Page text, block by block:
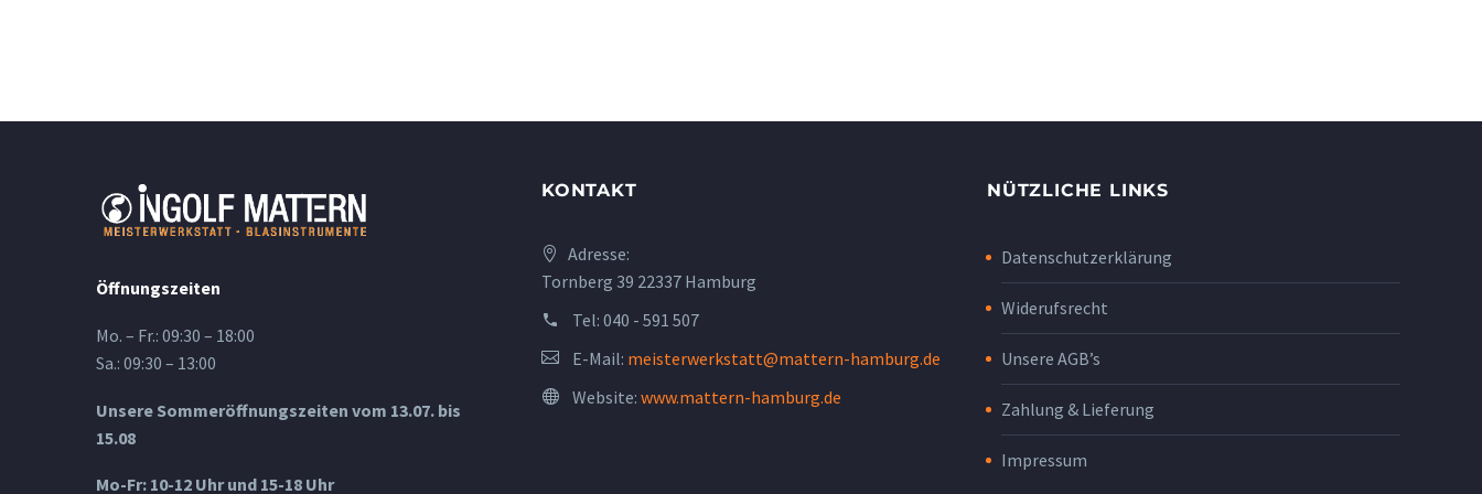
Öffnungszeiten
Mo. – Fr.: 09:30 – 18:00
Sa.: 09:30 – 13:00
Unsere Sommeröffnungszeiten vom 13.07. bis
15.08
Mo-Fr: 10-12 Uhr und 15-18 Uhr
KONTAKT
Adresse:
Tornberg 39 22337 Hamburg
Tel: 040 - 591 507
E-Mail: meisterwerkstatt@mattern-hamburg.de
Website: www.mattern-hamburg.de
NÜTZLICHE LINKS
Datenschutzerklärung
Widerufsrecht
Unsere AGB’s
Zahlung & Lieferung
Impressum